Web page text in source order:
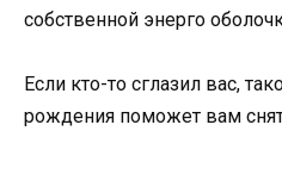
собственной энерго
Если кто-то сглазил вас,
рождения поможет вам